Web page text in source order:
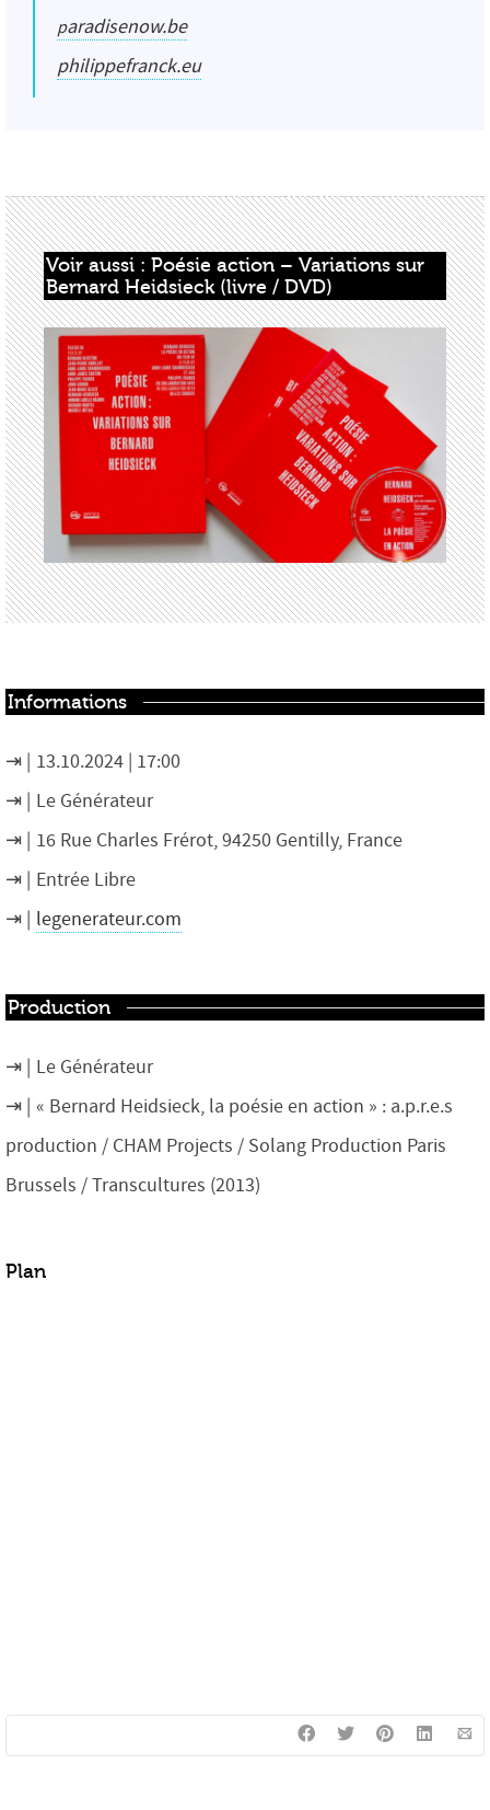
paradisenow.be
philippefranck.eu
Voir aussi : Poésie action – Variations sur
Bernard Heidsieck (livre / DVD)
Informations
13.10.2024 | 17:00
Le Générateur
16 Rue Charles Frérot, 94250 Gentilly, France
Entrée Libre
legenerateur.com
Production
Le Générateur
« Bernard Heidsieck, la poésie en action » : a.p.r.e.s
production / CHAM Projects / Solang Production Paris
Brussels / Transcultures (2013)
Plan